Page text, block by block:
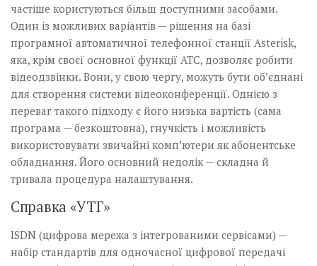
частіше користуються більш доступними засобами.
Один із можливих варіантів — рішення на базі
програмної автоматичної телефонної станції Asterisk,
яка, крім своєї основної функції АТС, дозволяє робити
відеодзвінки. Вони, у свою чергу, можуть бути об’єднані
для створення системи відеоконференції. Однією з
переваг такого підходу є його низька вартість (сама
програма — безкоштовна), гнучкість і можливість
використовувати звичайні комп’ютери як абонентське
обладнання. Його основний недолік — складна й
тривала процедура налаштування.
Справка «УТГ»
ISDN (цифрова мережа з інтегрованими сервісами) —
набір стандартів для одночасної цифрової передачі